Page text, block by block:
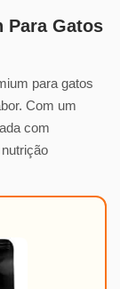
Para Gatos
para gatos
Com um
com